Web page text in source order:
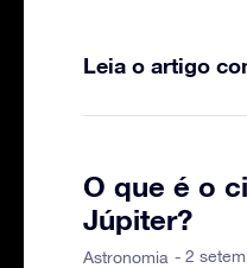
Leia o artigo
O que é o
Júpiter?
Astronomia - 2